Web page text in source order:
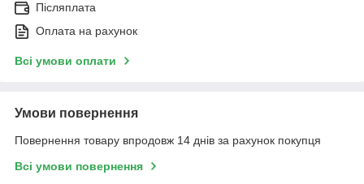
Післяплата
Оплата на рахунок
Всі умови оплати
Умови повернення
Повернення товару впродовж 14 днів за рахунок покупця
Всі умови повернення